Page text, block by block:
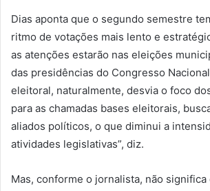
Dias aponta que o segundo semestre
ritmo de votações mais lento e
as atenções estarão nas eleições
das presidências do Congresso
eleitoral, naturalmente, desvia o foco
para as chamadas bases eleitorais,
aliados políticos, o que diminui a
atividades legislativas”, diz.
Mas, conforme o jornalista, não